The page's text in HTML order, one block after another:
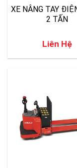
XE NÂNG TAY
2 TẤN
Liên Hệ